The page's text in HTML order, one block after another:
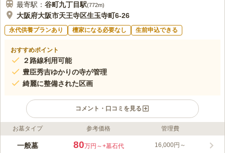
最寄駅： 谷町九丁目駅(772m)
大阪府大阪市天王寺区生玉寺町6-26
永代供養プランあり 檀家になる必要なし 生前申込できる
おすすめポイント
２路線利用可能
豊臣秀吉ゆかりの寺が管理
綺麗に整備された区画
コメント・口コミを見る
ライフドット編集部のコメント
緑と花が咲き乱れた美しい境内の銀山寺墓地は、長い歴史のあり
お墓タイプ 参考価格 管理費
一般墓 80万円～+墓石代 16,000円～